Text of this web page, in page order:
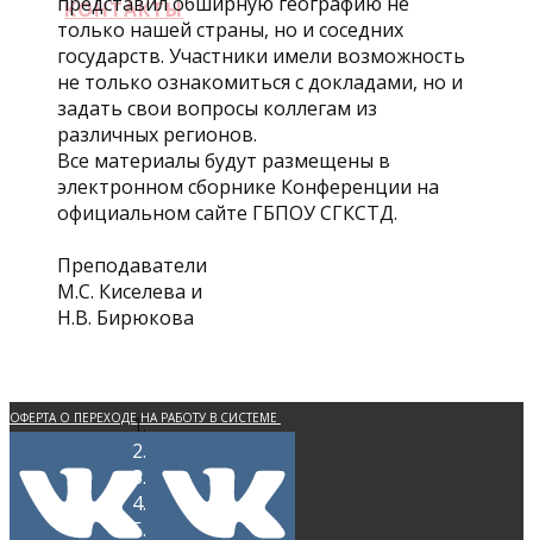
КОНТАКТЫ
только нашей страны, но и соседних
государств. Участники имели возможность
не только ознакомиться с докладами, но и
задать свои вопросы коллегам из
различных регионов.
Все материалы будут размещены в
электронном сборнике Конференции на
официальном сайте ГБПОУ СГКСТД.
Преподаватели
М.С. Киселева и
Н.В. Бирюкова
ОФЕРТА О ПЕРЕХОДЕ НА РАБОТУ В СИСТЕМЕ
ЭЛЕКТРОННОГО ДОКУМЕНТООБОРОТА
ПОЛИТИКА КОНФИДЕНЦИАЛЬНОСТИ
ПЕРСОНАЛЬНЫХ ДАННЫХ